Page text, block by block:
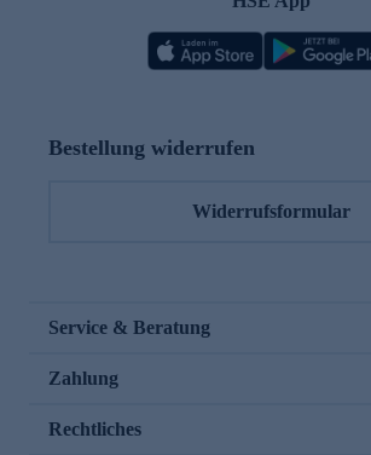
Bestellung widerrufen
Widerrufsformular
Service & Beratung
Zahlung
Rechtliches